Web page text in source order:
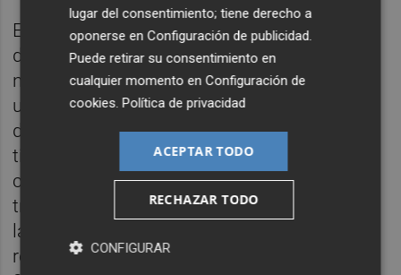
En esta línea,Cristina Martín Lorenzo
de
Usyncro, ha tratado casos concretos de
nuevas tecnologías en la cerámica, como el
uso de laIA, la blockchain-una base de
datos digital- o loscorredores digitales
tiene el fin de optimizar la gestión de la
cadena de suministro de la cerámica. Se
trata de innovaciones destinadas a mejorar
la gestión de las exportaciones cerámicas y
reducir los costes logísticos. Afirma que el
lugar del consentimiento; tiene derecho a
oponerse enConfiguración de publicidad
Puede retirar su consentimiento en
cualquier momento enConfiguración de
cookies .Política de privacidad
ACEPTAR TODO
RECHAZAR TODO
CONFIGURAR